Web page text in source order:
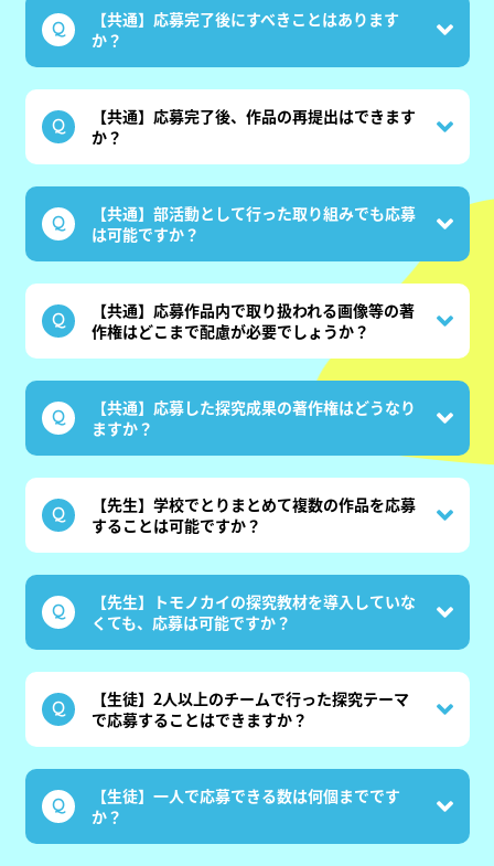
【共通】応募完了後にすべきことはあります
か？
【共通】応募完了後、作品の再提出はできます
か？
【共通】部活動として行った取り組みでも応募
は可能ですか？
【共通】応募作品内で取り扱われる画像等の著
作権はどこまで配慮が必要でしょうか？
【共通】応募した探究成果の著作権はどうなり
ますか？
【先生】学校でとりまとめて複数の作品を応募
することは可能ですか？
【先生】トモノカイの探究教材を導入していな
くても、応募は可能ですか？
【生徒】2人以上のチームで行った探究テーマ
で応募することはできますか？
【生徒】一人で応募できる数は何個までです
か？